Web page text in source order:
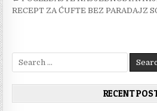
navigation
RECEPT ZA ĆUFTE BEZ PARADAJZ
Search
for:
RECENT